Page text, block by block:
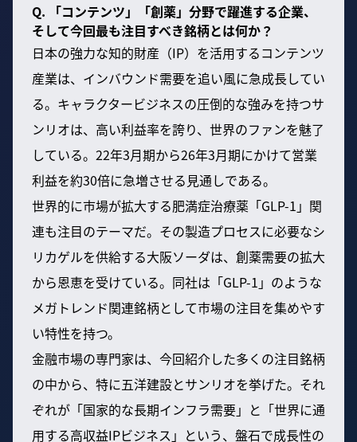
Q. 「コンテンツ」「創薬」分野で躍進する企業、
そして今回最も注目すべき銘柄とは何か？
日本の強力な知的財産（IP）を活用するコンテンツ
産業は、インバウンド需要を追い風に急成長してい
る。キャラクタービジネスの圧倒的な強みを持つサ
ンリオは、高い利益率を誇り、世界のファンを魅了
している。22年3月期から26年3月期にかけて営業
利益を約30倍に急増させる見通しである。
世界的に市場が拡大する肥満症治療薬「GLP-1」関
連も注目のテーマだ。その製造プロセスに必要なシ
リカゲルを供給する大阪ソーダは、創薬需要の拡大
から恩恵を受けている。同社は「GLP-1」のような
メガトレンド関連銘柄として市場の注目を集めやす
い特性を持つ。
金融市場の専門家は、今回紹介した多くの注目銘柄
の中から、特に五洋建設とサンリオを挙げた。それ
ぞれが「国家的な長期インフラ需要」と「世界に通
用する高収益IPビジネス」という、盤石で成長性の